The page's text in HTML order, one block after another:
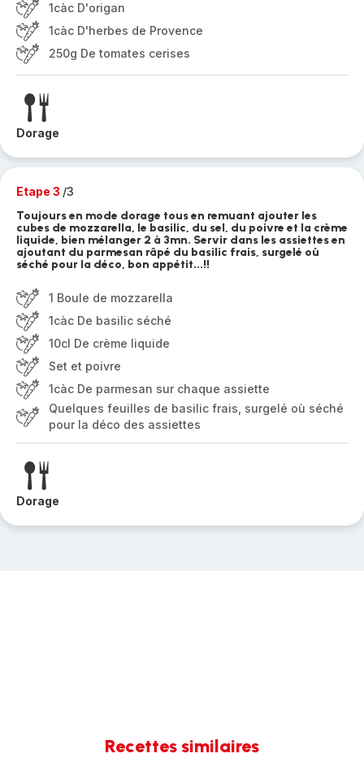
1càc D'origan
1càc D'herbes de Provence
250g De tomates cerises
Dorage
Etape 3 /3
Toujours en mode dorage tous en remuant ajouter les
cubes de mozzarella, le basilic, du sel, du poivre et la crème
liquide, bien mélanger 2 à 3mn. Servir dans les assiettes en
ajoutant du parmesan râpé du basilic frais, surgelé où
séché pour la déco, bon appétit...!!
1 Boule de mozzarella
1càc De basilic séché
10cl De crème liquide
Set et poivre
1càc De parmesan sur chaque assiette
Quelques feuilles de basilic frais, surgelé où séché
pour la déco des assiettes
Dorage
Recettes similaires